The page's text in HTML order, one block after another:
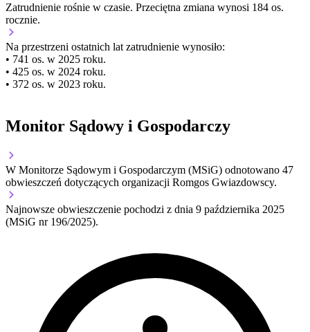
Zatrudnienie rośnie w czasie. Przeciętna zmiana wynosi 184 os.
rocznie.
Na przestrzeni ostatnich lat zatrudnienie wynosiło:
• 741 os. w 2025 roku.
• 425 os. w 2024 roku.
• 372 os. w 2023 roku.
Monitor Sądowy i Gospodarczy
W Monitorze Sądowym i Gospodarczym (MSiG) odnotowano 47
obwieszczeń dotyczących organizacji Romgos Gwiazdowscy.
Najnowsze obwieszczenie pochodzi z dnia 9 października 2025
(MSiG nr 196/2025).